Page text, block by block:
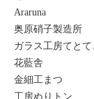
Araruna
奥原硝子製造所
ガラス工房てとて
花藍舎
金細工まつ
工房ぬりトン